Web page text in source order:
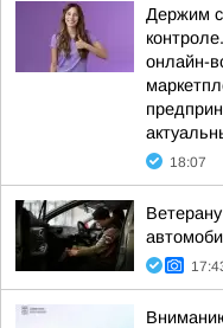
Держим
онлайн-
18:07